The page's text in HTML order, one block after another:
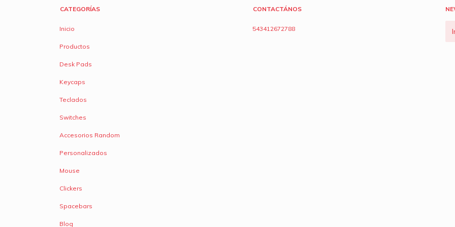
CATEGORÍAS
Inicio
Productos
Desk Pads
Keycaps
Teclados
Switches
Accesorios Random
Personalizados
Mouse
Clickers
Spacebars
Blog
CONTACTÁNOS
543412672788